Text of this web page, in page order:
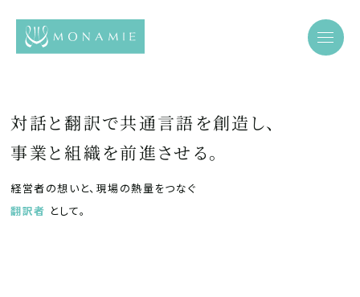
対話と翻訳で共通言語 を創造し、
事業と組織 を前進させ る。
経営者の想いと、現場の熱量をつなぐ
翻訳者 として。
Scroll